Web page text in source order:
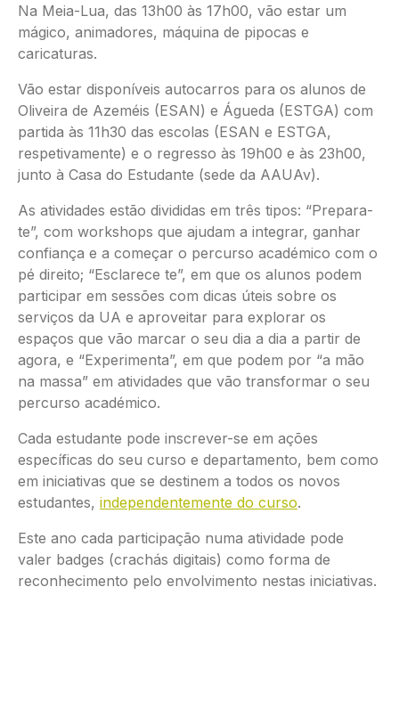
Na Meia-Lua, das 13h00 às 17h00, vão estar um
mágico, animadores, máquina de pipocas e
caricaturas.
Vão estar disponíveis autocarros para os alunos de
Oliveira de Azeméis (ESAN) e Águeda (ESTGA) com
partida às 11h30 das escolas (ESAN e ESTGA,
respetivamente) e o regresso às 19h00 e às 23h00,
junto à Casa do Estudante (sede da AAUAv).
As atividades estão divididas em três tipos: “Prepara-
te”, com workshops que ajudam a integrar, ganhar
confiança e a começar o percurso académico com o
pé direito; “Esclarece te”, em que os alunos podem
participar em sessões com dicas úteis sobre os
serviços da UA e aproveitar para explorar os
espaços que vão marcar o seu dia a dia a partir de
agora, e “Experimenta”, em que podem por “a mão
na massa” em atividades que vão transformar o seu
percurso académico.
Cada estudante pode inscrever-se em ações
específicas do seu curso e departamento, bem como
em iniciativas que se destinem a todos os novos
estudantes, independentemente do curso.
Este ano cada participação numa atividade pode
valer badges (crachás digitais) como forma de
reconhecimento pelo envolvimento nestas iniciativas.